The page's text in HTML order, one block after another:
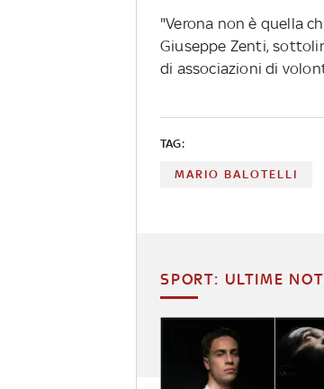
"Verona non è quella
Giuseppe Zenti,
di associazioni di
TAG:
MARIO BALOTELLI
SPORT: ULTIME